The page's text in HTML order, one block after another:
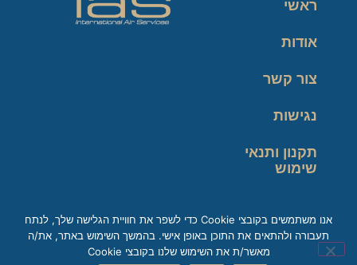
ראשי
אודות
צור קשר
נגישות
תקנון ותנאי
שימוש
זכות עיון במידע
אנו משתמשים בקובצי Cookie כדי לשפר את חוויית הגלישה שלך, לנתח
תעבורה ולהתאים את התוכן באופן אישי. בהמשך השימוש באתר, את/ה
מאשר/ת את השימוש שלנו בקובצי Cookie